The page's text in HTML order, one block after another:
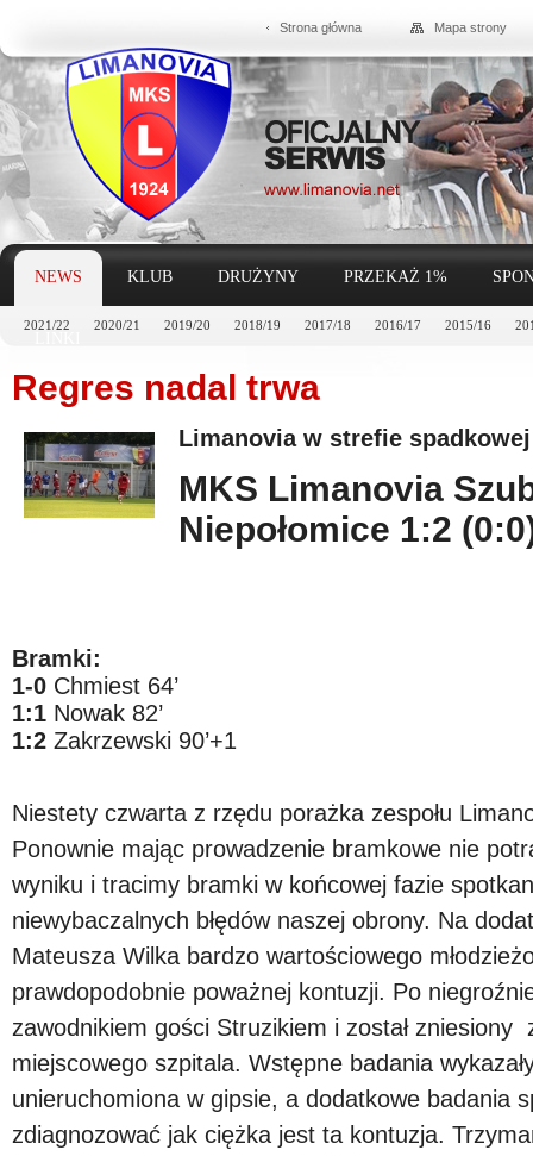
Strona główna Mapa strony
NEWS
2021/22 2020/21 2019/20 2018/19 2017/18 2016/17 2015/16
KLUB DRUŻYNY PRZEKAŻ 1%
Regres nadal trwa
Limanovia w strefie spadkowej
MKS Limanovia
Niepołomice 1:2
Bramki:
1-0 Chmiest 64’
1:1 Nowak 82’
1:2 Zakrzewski 90’+1
Niestety czwarta z rzędu porażka zespołu
Ponownie mając prowadzenie bramkowe nie
wyniku i tracimy bramki w końcowej fazie
niewybaczalnych błędów naszej obrony. Na
Mateusza Wilka bardzo wartościowego
prawdopodobnie poważnej kontuzji. Po
zawodnikiem gości Struzikiem i został zniesiony
miejscowego szpitala. Wstępne badania
unieruchomiona w gipsie, a dodatkowe badania
zdiagnozować jak ciężka jest ta kontuzja.